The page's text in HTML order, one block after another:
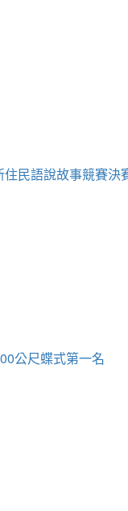
民語說故事競賽決
公尺蝶式第一名